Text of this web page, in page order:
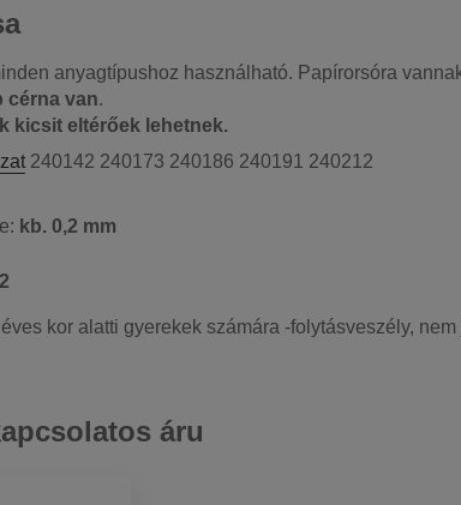
anyagtípushoz használható. Papírorsóra
cérna van.
kicsit eltérőek lehetnek.
240142 240173 240186 240191 240212
kb. 0,2 mm
kor alatti gyerekek számára -folytásveszély, nem
áru